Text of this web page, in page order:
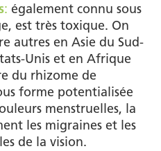
: également connu sous
est très toxique. On
autres en Asie du Sud-
Unis et en Afrique
du rhizome de
forme potentialisée
menstruelles, la
les migraines et les
de la vision.